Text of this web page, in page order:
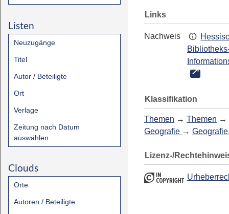
Listen
Neuzugänge
Titel
Autor / Beteiligte
Ort
Verlage
Zeitung nach Datum
auswählen
Clouds
Orte
Autoren / Beteiligte
Links
Nachweis
Klassifikation
Themen → Themen →
Geografie →
Lizenz-/